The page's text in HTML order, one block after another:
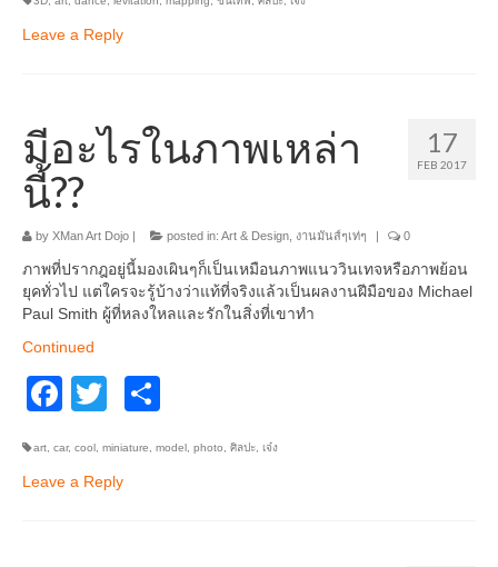
Leave a Reply
17
FEB 2017
มีอะไรในภาพเหล่า
นี้??
by XMan Art Dojo | posted in: Art & Design งานมันส์ๆเท่ๆ | 0
ภาพที่ปรากฎอยู่นี้มองเผินๆก็เป็นเหมือนภาพแนววินเทจหรือภาพย้อน
ยุคทั่วไป แต่ใครจะรู้บ้างว่าแท้ที่จริงแล้วเป็นผลงานฝีมือของ Michael
Paul Smith ผู้ที่หลงใหลและรักในสิ่งที่เขาทำ
Continued
Facebook
Twitter
art car, cool miniature model photo ศิลปะ เจ๋ง
Leave a Reply